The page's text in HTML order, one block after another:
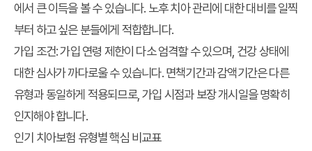
에서 큰 이득을 볼 수 있습니다. 노후 치아 관리에 대한 대비를 일찍
부터 하고 싶은 분들에게 적합합니다.
가입 조건: 가입 연령 제한이 다소 엄격할 수 있으며, 건강 상태에
대한 심사가 까다로울 수 있습니다. 면책기간과 감액기간은 다른
유형과 동일하게 적용되므로, 가입 시점과 보장 개시일을 명확히
인지해야 합니다.
인기 치아보험 유형별 핵심 비교표